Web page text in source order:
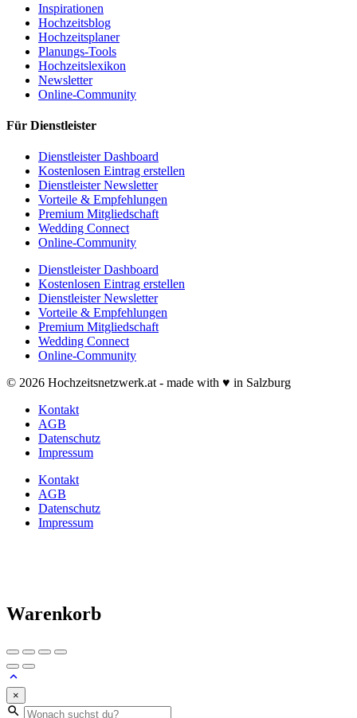
Inspirationen
Hochzeitsblog
Hochzeitsplaner
Planungs-Tools
Hochzeitslexikon
Newsletter
Online-Community
Für Dienstleister
Dienstleister Dashboard
Kostenlosen Eintrag erstellen
Dienstleister Newsletter
Vorteile & Empfehlungen
Premium Mitgliedschaft
Wedding Connect
Online-Community
Dienstleister Dashboard
Kostenlosen Eintrag erstellen
Dienstleister Newsletter
Vorteile & Empfehlungen
Premium Mitgliedschaft
Wedding Connect
Online-Community
© 2026 Hochzeitsnetzwerk.at - made with ♥ in Salzburg
Kontakt
AGB
Datenschutz
Impressum
Kontakt
AGB
Datenschutz
Impressum
Warenkorb
×